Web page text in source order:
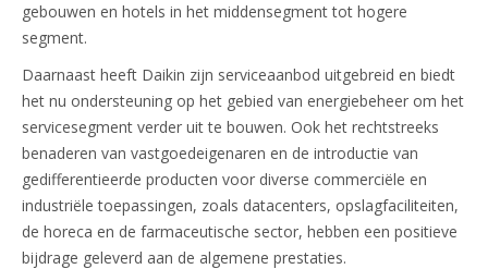
gebouwen en hotels in het middensegment tot hogere
segment.
Daarnaast heeft Daikin zijn serviceaanbod uitgebreid en biedt
het nu ondersteuning op het gebied van energiebeheer om het
servicesegment verder uit te bouwen. Ook het rechtstreeks
benaderen van vastgoedeigenaren en de introductie van
gedifferentieerde producten voor diverse commerciële en
industriële toepassingen, zoals datacenters, opslagfaciliteiten,
de horeca en de farmaceutische sector, hebben een positieve
bijdrage geleverd aan de algemene prestaties.